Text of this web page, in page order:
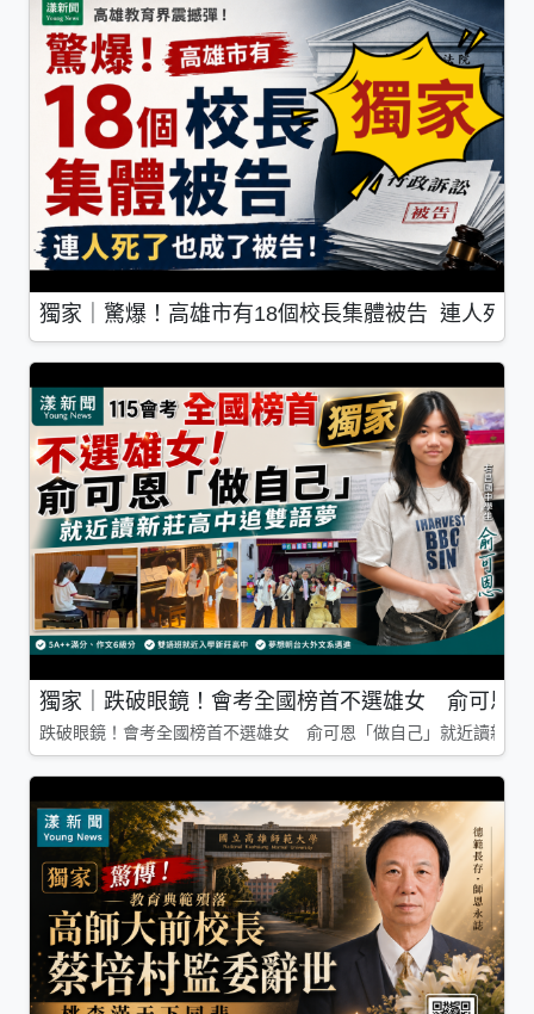
獨家｜驚爆！高雄市有18個校長集體被告 連人死了
獨家｜跌破眼鏡！會考全國榜首不選雄女 俞可恩
跌破眼鏡！會考全國榜首不選雄女 俞可恩「做自己」就近讀新莊